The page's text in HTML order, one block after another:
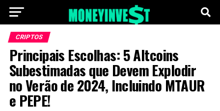
CRIPTOS
Principais Escolhas: 5 Altcoins
Subestimadas que Devem Explodir
no Verão de 2024, Incluindo MTAUR
e PEPE!